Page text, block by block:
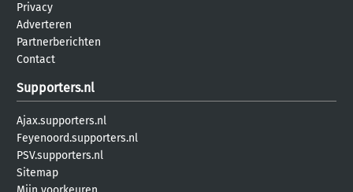
Privacy
Adverteren
Partnerberichten
Contact
Supporters.nl
Ajax.supporters.nl
Feyenoord.supporters.nl
PSV.supporters.nl
Sitemap